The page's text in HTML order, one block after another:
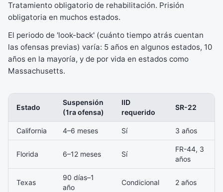
Tratamiento obligatorio de rehabilitación. Prisión
obligatoria en muchos estados.
El periodo de 'look-back' (cuánto tiempo atrás cuentan
las ofensas previas) varía: 5 años en algunos estados, 10
años en la mayoría, y de por vida en estados como
Massachusetts.
Estado
Suspensión
(1ra ofensa)
IID
requerido
SR-22
California 4–6 meses Sí 3 años
Florida 6–12 meses Sí
FR-44, 3
años
Texas
90 días–1
año
Condicional 2 años